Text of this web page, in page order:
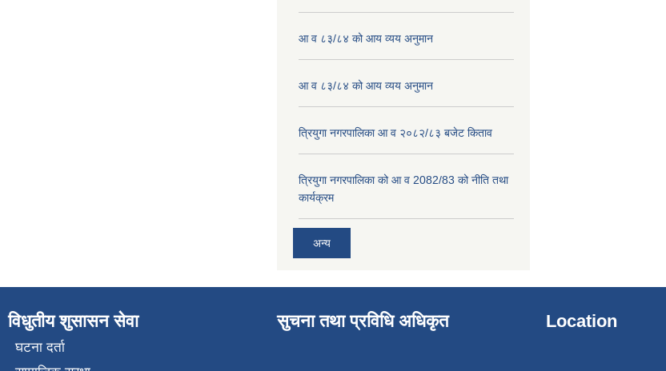
आ व ८३/८४ को आय व्यय अनुमान
आ व ८३/८४ को आय व्यय अनुमान
त्रियुगा नगरपालिका आ व २०८२/८३ बजेट किताव
त्रियुगा नगरपालिका को आ व 2082/83 को नीति तथा
कार्यक्रम
अन्य
विधुतीय शुसासन सेवा
घटना दर्ता
सुचना तथा प्रविधि अधिकृत Location